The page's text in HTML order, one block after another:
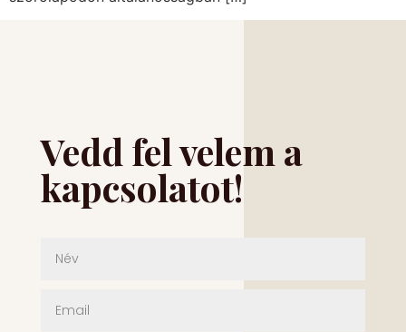
Vedd fel velem a
kapcsolatot!